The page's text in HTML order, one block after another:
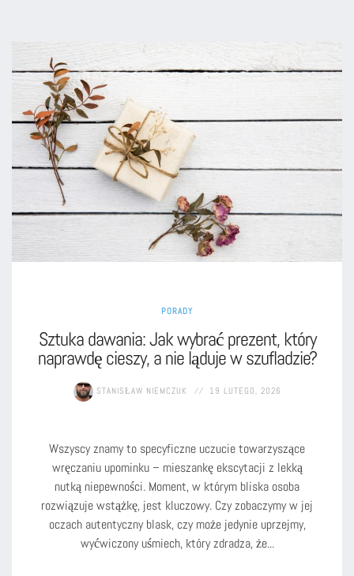
PORADY
Sztuka dawania: Jak wybrać prezent, który
naprawdę cieszy, a nie ląduje w szufladzie?
STANISŁAW NIEMCZUK 19 LUTEGO, 2026
Wszyscy znamy to specyficzne uczucie towarzyszące
wręczaniu upominku – mieszankę ekscytacji z lekką
nutką niepewności. Moment, w którym bliska osoba
rozwiązuje wstążkę, jest kluczowy. Czy zobaczymy w jej
oczach autentyczny blask, czy może jedynie uprzejmy,
wyćwiczony uśmiech, który zdradza, że...